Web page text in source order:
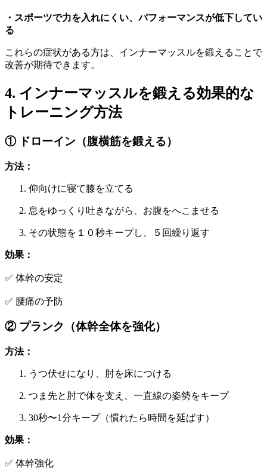
・スポーツで力を入れにくい、パフォーマンスが低下してい
る
これらの症状がある方は、インナーマッスルを鍛えることで
改善が期待できます。
4. インナーマッスルを鍛える効果的な
トレーニング方法
① ドローイン（腹横筋を鍛える）
方法：
仰向けに寝て膝を立てる
息をゆっくり吐きながら、お腹をへこませる
その状態を１０秒キープし、５回繰り返す
効果：
✅ 体幹の安定
✅ 腰痛の予防
② プランク（体幹全体を強化）
方法：
うつ伏せになり、肘を床につける
つま先と肘で体を支え、一直線の姿勢をキープ
30秒〜1分キープ（慣れたら時間を延ばす）
効果：
✅ 体幹強化